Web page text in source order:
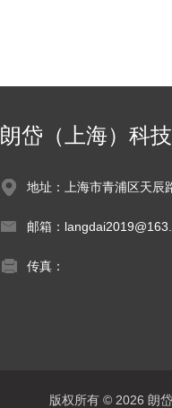
朗岱（上海）科
地址：上海市青浦区天辰
邮箱：
传真：
版权所有 © 2026 朗